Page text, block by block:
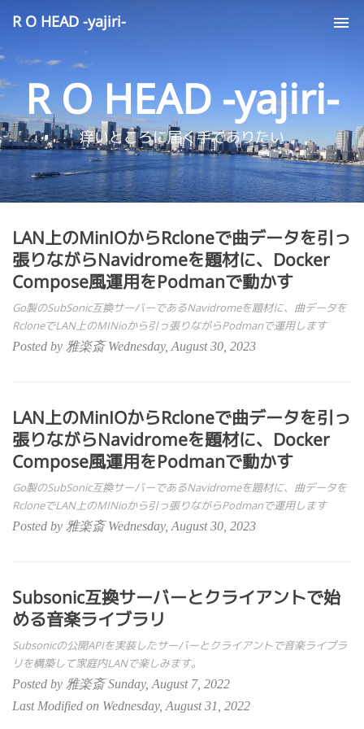
R O HEAD -yajiri-
R O HEAD -yajiri-
痒いところに届く手でありたい
LAN上のMinIOからRcloneで曲データを引っ
張りながらNavidromeを題材に、Docker
Compose風運用をPodmanで動かす
Go製のSubSonic互換サーバーであるNavidromeを題材に、曲データを
RcloneでLAN上のMINioから引っ張りながらPodmanで運用します
Posted by 雅楽斎 Wednesday, August 30, 2023
LAN上のMinIOからRcloneで曲データを引っ
張りながらNavidromeを題材に、Docker
Compose風運用をPodmanで動かす
Go製のSubSonic互換サーバーであるNavidromeを題材に、曲データを
RcloneでLAN上のMINioから引っ張りながらPodmanで運用します
Posted by 雅楽斎 Wednesday, August 30, 2023
Subsonic互換サーバーとクライアントで始
める音楽ライブラリ
Subsonicの公開APIを実装したサーバーとクライアントで音楽ライブラ
リを構築して家庭内LANで楽しみます。
Posted by 雅楽斎 Sunday, August 7, 2022
Last Modified on Wednesday, August 31, 2022